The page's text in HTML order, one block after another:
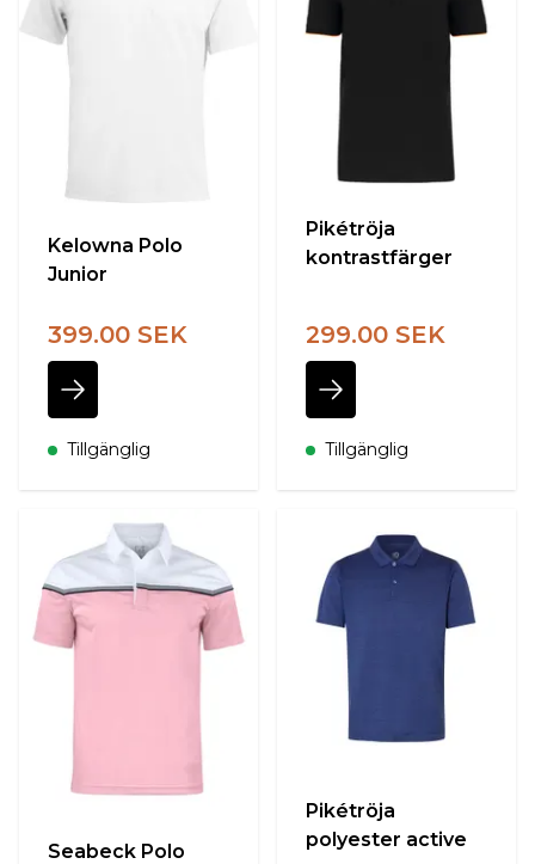
Kelowna Polo
Junior
399.00 SEK
Tillgänglig
Pikétröja
kontrastfärger
299.00 SEK
Tillgänglig
Seabeck Polo
Pikétröja
polyester active